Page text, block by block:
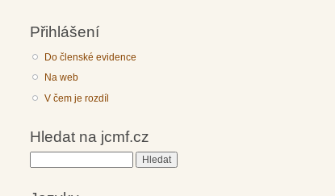
Přihlášení
Do členské evidence
Na web
V čem je rozdíl
Hledat na jcmf.cz